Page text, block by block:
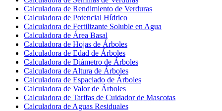
Calculadora de Rendimiento de Verduras
Calculadora de Potencial Hídrico
Calculadora de Fertilizante Soluble en Agua
Calculadora de Área Basal
Calculadora de Hojas de Árboles
Calculadora de Edad de Árboles
Calculadora de Diámetro de Árboles
Calculadora de Altura de Árboles
Calculadora de Espaciado de Árboles
Calculadora de Valor de Árboles
Calculadora de Tarifas de Cuidador de Mascotas
Calculadora de Aguas Residuales